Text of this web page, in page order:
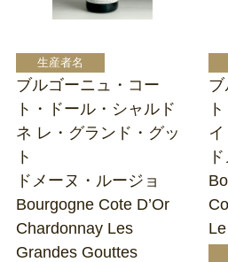
ブルゴーニュ・コー
ト・ドール・シャルド
ネ レ・グランド・グッ
ト
ドメーヌ・ルージョ
Bourgogne Cote D’Or
Chardonnay Les
Grandes Gouttes